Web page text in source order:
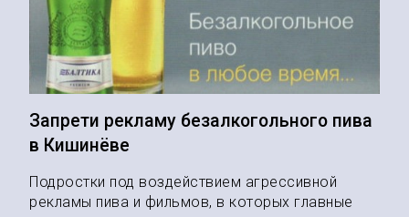
Запрети рекламу безалкогольного пива
в Кишинёве
Подростки под воздействием агрессивной
рекламы пива и фильмов, в которых главные